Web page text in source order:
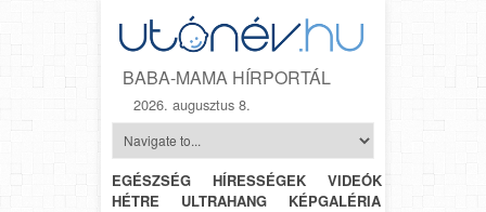
BABA-MAMA HÍRPORTÁL
2026. augusztus 8.
EGÉSZSÉG HÍRESSÉGEK VIDEÓK
HÉTRŐL-
HÉTRE
ULTRAHANG KÉPGALÉRIA